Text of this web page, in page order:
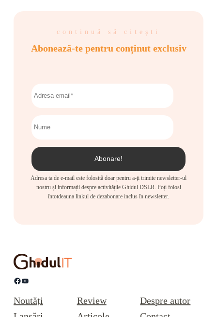
continuă să citești
Abonează-te pentru conținut exclusiv
Adresa ta de e-mail este folosită doar pentru a-ți trimite newsletter-ul
nostru și informații despre activitățile Ghidul DSLR. Poți folosi
întotdeauna linkul de dezabonare inclus în newsletter.
Facebook YouTube
Noutăți
Review
Despre autor